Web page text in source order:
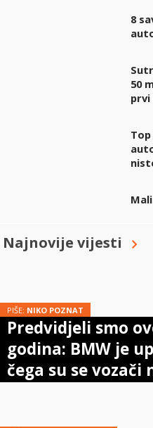
8
50
prvi
Najnovije vijesti
PIŠE: NIKO POZNAT
Predvidjeli smo
godina: BMW je
čega su se vozači